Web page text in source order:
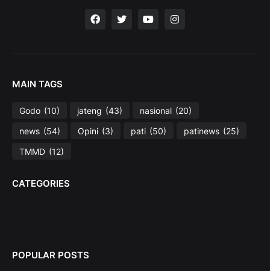
MAIN TAGS
Godo (10) jateng (43) nasional (20)
news (54) Opini (3) pati (50) patinews (25)
TMMD (12)
CATEGORIES
POPULAR POSTS